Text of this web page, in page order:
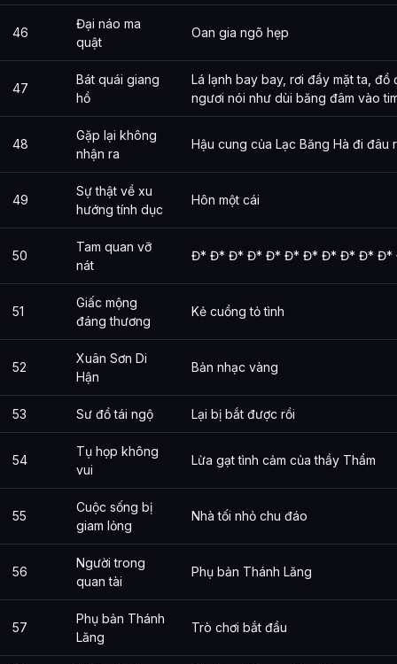
46
Đại náo ma
quật
Oan gia ngõ hẹp
47
Bát quái giang
hồ
Lá lạnh bay bay, rơi đầy mặt ta, đồ
ngươi nói như dùi băng đâm vào
48
Gặp lại không
nhận ra
Hậu cung của Lạc Băng Hà đi đâu
49
Sự thật về xu
hướng tính dục
Hôn một cái
50
Tam quan vỡ
nát
Đ* Đ* Đ* Đ* Đ* Đ* Đ* Đ* Đ* Đ* Đ*
51
Giấc mộng
đáng thương
Kẻ cuồng tỏ tình
52
Xuân Sơn Di
Hận
Bản nhạc vàng
53 Sư đồ tái ngộ Lại bị bắt được rồi
54
Tụ họp không
vui
Lừa gạt tình cảm của thầy Thẩm
55
Cuộc sống bị
giam lỏng
Nhà tối nhỏ chu đáo
56
Người trong
quan tài
Phụ bản Thánh Lăng
57
Phụ bản Thánh
Lăng
Trò chơi bắt đầu